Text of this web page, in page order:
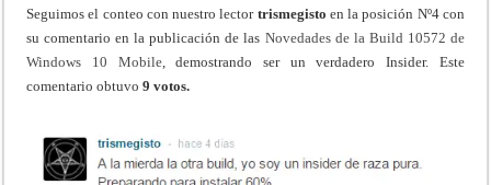
Seguimos el conteo con nuestro lector trismegisto en la posición Nº4 con
su comentario en la publicación de las Novedades de la Build 10572 de
Windows 10 Mobile, demostrando ser un verdadero Insider. Este
comentario obtuvo9 votos.